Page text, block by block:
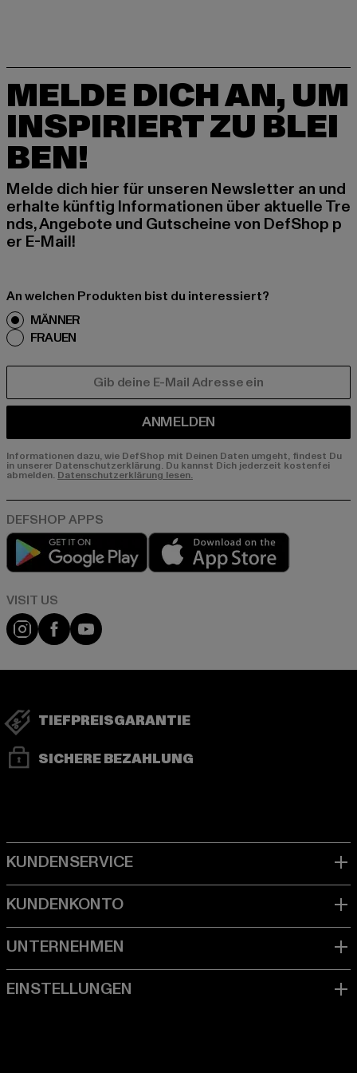
MELDE DICH AN, UM
INSPIRIERT ZU BLEI
BEN!
Melde dich hier für unseren Newsletter an und
erhalte künftig Informationen über aktuelle Tre
nds, Angebote und Gutscheine von DefShop p
er E-Mail!
An welchen Produkten bist du interessiert?
MÄNNER
FRAUEN
ANMELDEN
Informationen dazu, wie DefShop mit Deinen Daten umgeht, findest Du
in unserer Datenschutzerklärung. Du kannst Dich jederzeit kostenfei
abmelden.Datenschutzerklärung lesen.
Play market
Visit our Instagram page:
Visit our Facebook page:
Visit our YouTube channel:
TIEFPREISGARANTIE
SICHERE BEZAHLUNG